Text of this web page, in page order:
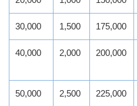
30,000 1,500 175,000
40,000 2,000 200,000
50,000 2,500 225,000